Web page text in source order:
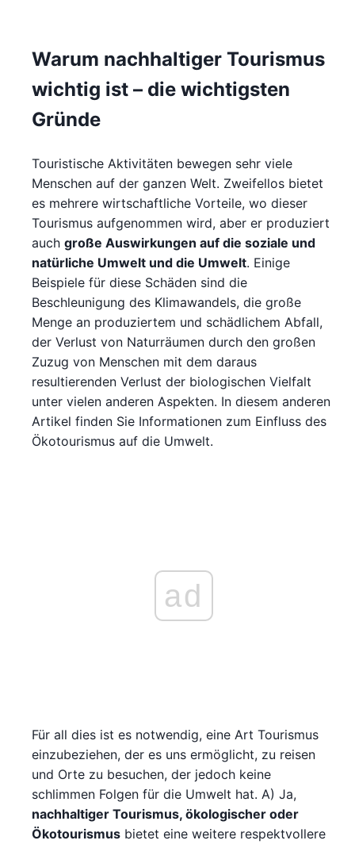
Warum nachhaltiger Tourismus
wichtig ist – die wichtigsten
Gründe
Touristische Aktivitäten bewegen sehr viele
Menschen auf der ganzen Welt. Zweifellos bietet
es mehrere wirtschaftliche Vorteile, wo dieser
Tourismus aufgenommen wird, aber er produziert
auch große Auswirkungen auf die soziale und
natürliche Umwelt und die Umwelt. Einige
Beispiele für diese Schäden sind die
Beschleunigung des Klimawandels, die große
Menge an produziertem und schädlichem Abfall,
der Verlust von Naturräumen durch den großen
Zuzug von Menschen mit dem daraus
resultierenden Verlust der biologischen Vielfalt
unter vielen anderen Aspekten. In diesem anderen
Artikel finden Sie Informationen zum Einfluss des
Ökotourismus auf die Umwelt.
ad
Für all dies ist es notwendig, eine Art Tourismus
einzubeziehen, der es uns ermöglicht, zu reisen
und Orte zu besuchen, der jedoch keine
schlimmen Folgen für die Umwelt hat. A) Ja,
nachhaltiger Tourismus, ökologischer oder
Ökotourismus bietet eine weitere respektvollere